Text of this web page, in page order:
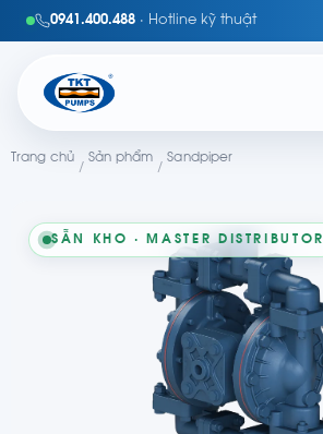
0941.400.488 · Hotline kỹ thuật
Trang chủ
/
Sản phẩm
/
Sandpiper
SẴN KHO · MASTER DISTRIBUTOR